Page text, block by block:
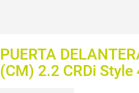
PUERTA
(CM) 2.2 CRDi Style